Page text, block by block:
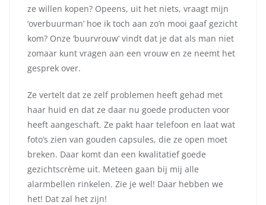
ze willen kopen? Opeens, uit het niets, vraagt mijn
‘overbuurman’ hoe ik toch aan zo’n mooi gaaf gezicht
kom? Onze ‘buurvrouw’ vindt dat je dat als man niet
zomaar kunt vragen aan een vrouw en ze neemt het
gesprek over.
Ze vertelt dat ze zelf problemen heeft gehad met
haar huid en dat ze daar nu goede producten voor
heeft aangeschaft. Ze pakt haar telefoon en laat wat
foto’s zien van gouden capsules, die ze open moet
breken. Daar komt dan een kwalitatief goede
gezichtscrème uit. Meteen gaan bij mij alle
alarmbellen rinkelen. Zie je wel! Daar hebben we
het! Dat zal het zijn!